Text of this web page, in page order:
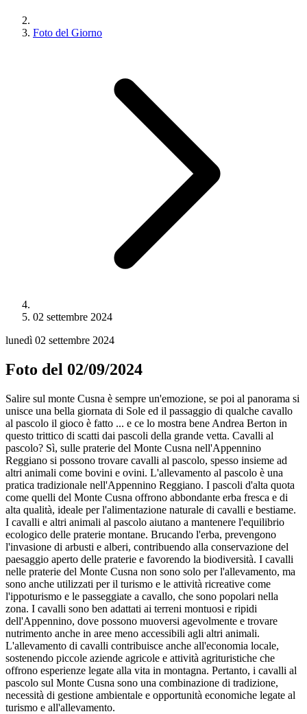
Foto del Giorno
02 settembre 2024
lunedì 02 settembre 2024
Foto del 02/09/2024
Salire sul monte Cusna è sempre un'emozione, se poi al panorama si
unisce una bella giornata di Sole ed il passaggio di qualche cavallo
al pascolo il gioco è fatto ... e ce lo mostra bene Andrea Berton in
questo trittico di scatti dai pascoli della grande vetta. Cavalli al
pascolo? Sì, sulle praterie del Monte Cusna nell'Appennino
Reggiano si possono trovare cavalli al pascolo, spesso insieme ad
altri animali come bovini e ovini. L'allevamento al pascolo è una
pratica tradizionale nell'Appennino Reggiano. I pascoli d'alta quota
come quelli del Monte Cusna offrono abbondante erba fresca e di
alta qualità, ideale per l'alimentazione naturale di cavalli e bestiame.
I cavalli e altri animali al pascolo aiutano a mantenere l'equilibrio
ecologico delle praterie montane. Brucando l'erba, prevengono
l'invasione di arbusti e alberi, contribuendo alla conservazione del
paesaggio aperto delle praterie e favorendo la biodiversità. I cavalli
nelle praterie del Monte Cusna non sono solo per l'allevamento, ma
sono anche utilizzati per il turismo e le attività ricreative come
l'ippoturismo e le passeggiate a cavallo, che sono popolari nella
zona. I cavalli sono ben adattati ai terreni montuosi e ripidi
dell'Appennino, dove possono muoversi agevolmente e trovare
nutrimento anche in aree meno accessibili agli altri animali.
L'allevamento di cavalli contribuisce anche all'economia locale,
sostenendo piccole aziende agricole e attività agrituristiche che
offrono esperienze legate alla vita in montagna. Pertanto, i cavalli al
pascolo sul Monte Cusna sono una combinazione di tradizione,
necessità di gestione ambientale e opportunità economiche legate al
turismo e all'allevamento.